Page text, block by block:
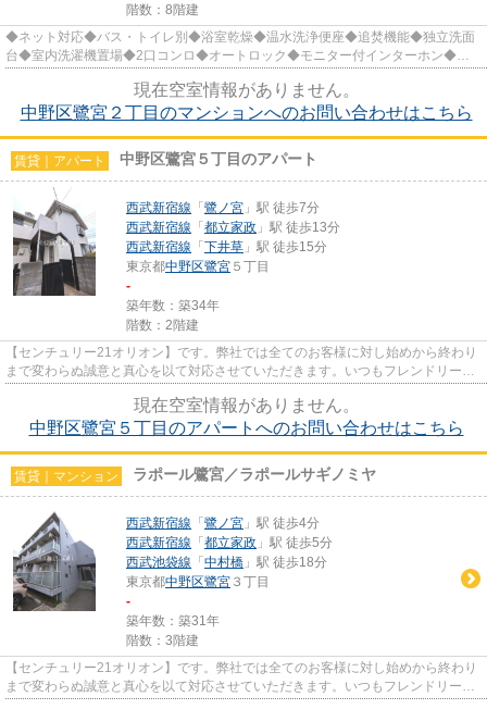
階数：8階建
◆ネット対応◆バス・トイレ別◆浴室乾燥◆温水洗浄便座◆追焚機能◆独立洗面
台◆室内洗濯機置場◆2口コンロ◆オートロック◆モニター付インターホン◆宅
現在空室情報がありません。
中野区鷺宮２丁目のマンションへのお問い合わせはこちら
賃貸｜アパート 中野区鷺宮５丁目のアパート
西武新宿線 「 鷺ノ宮 」駅 徒歩7分
西武新宿線 「 都立家政 」駅 徒歩13分
西武新宿線 「 下井草 」駅 徒歩15分
東京都中野区鷺宮 ５丁目
-
築年数：築34年
階数：2階建
【センチュリー21オリオン】です。弊社では全てのお客様に対し始めから終わり
まで変わらぬ誠意と真心を以て対応させていただきます。いつもフレンドリーな
現在空室情報がありません。
中野区鷺宮５丁目のアパートへのお問い合わせはこちら
賃貸｜マンション ラポール鷺宮／ラポールサギノミヤ
西武新宿線 「 鷺ノ宮 」駅 徒歩4分
西武新宿線 「 都立家政 」駅 徒歩5分
西武池袋線 「 中村橋 」駅 徒歩18分
東京都中野区鷺宮 ３丁目
-
築年数：築31年
階数：3階建
【センチュリー21オリオン】です。弊社では全てのお客様に対し始めから終わり
まで変わらぬ誠意と真心を以て対応させていただきます。いつもフレンドリーな